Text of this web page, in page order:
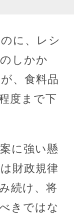
に、レシ
しかか
、食料品
度まで下
に強い懸
財政規律
続け、将
きではな